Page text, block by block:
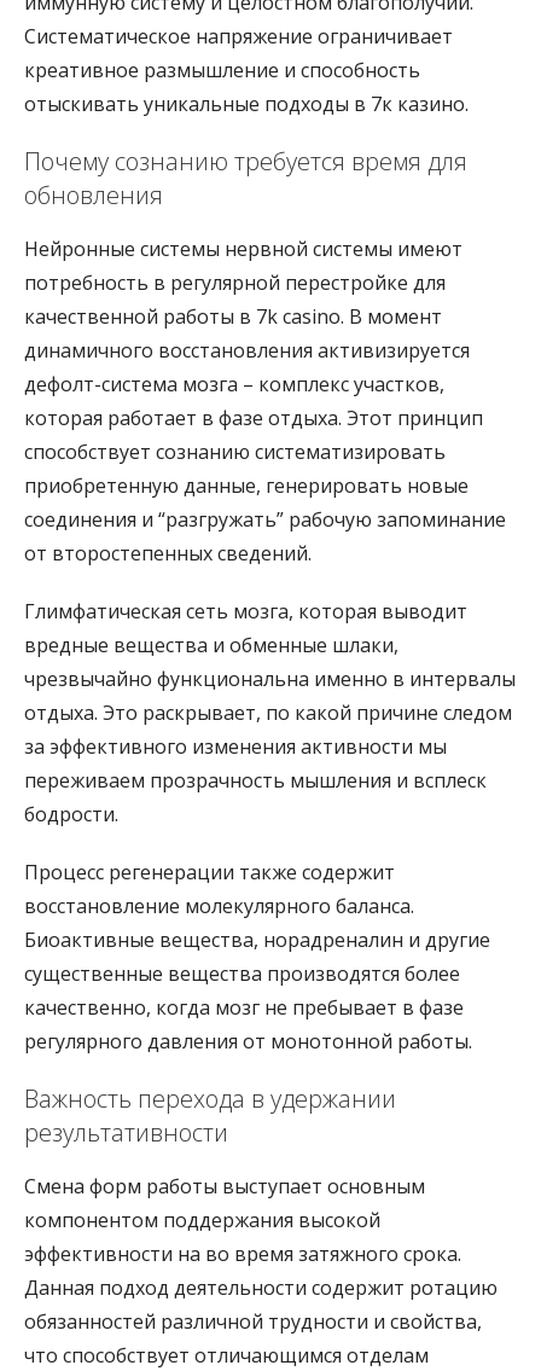
Систематическое напряжение ограничивает
креативное размышление и способность
отыскивать уникальные подходы в 7к казино.
Почему сознанию требуется время для
обновления
Нейронные системы нервной системы имеют
потребность в регулярной перестройке для
качественной работы в 7k casino. В момент
динамичного восстановления активизируется
дефолт-система мозга – комплекс участков,
которая работает в фазе отдыха. Этот принцип
способствует сознанию систематизировать
приобретенную данные, генерировать новые
соединения и “разгружать” рабочую запоминание
от второстепенных сведений.
Глимфатическая сеть мозга, которая выводит
вредные вещества и обменные шлаки,
чрезвычайно функциональна именно в интервалы
отдыха. Это раскрывает, по какой причине следом
за эффективного изменения активности мы
переживаем прозрачность мышления и всплеск
бодрости.
Процесс регенерации также содержит
восстановление молекулярного баланса.
Биоактивные вещества, норадреналин и другие
существенные вещества производятся более
качественно, когда мозг не пребывает в фазе
регулярного давления от монотонной работы.
Важность перехода в удержании
результативности
Смена форм работы выступает основным
компонентом поддержания высокой
эффективности на во время затяжного срока.
Данная подход деятельности содержит ротацию
обязанностей различной трудности и свойства,
что способствует отличающимся отделам